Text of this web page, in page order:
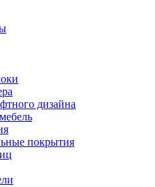
дизайна
покрытия